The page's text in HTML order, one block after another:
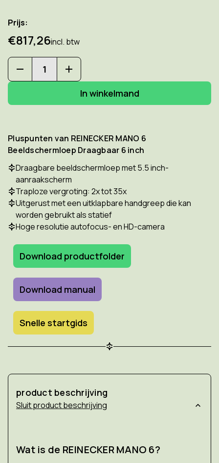
Prijs:
€817,26incl. btw
Hoeveelheid
verlagen
MANO
Draagbaar
6
inch
Hoeveelheid
verhogen
van
REINECKER
MANO
Draagbaar
6
inch
Pluspunten van REINECKER MANO 6
Beeldschermloep Draagbaar 6 inch
Draagbare beeldschermloep met 5.5 inch-
aanraakscherm
Traploze vergroting: 2x tot 35x
Uitgerust met een uitklapbare handgreep die kan
worden gebruikt als statief
Hoge resolutie autofocus- en HD-camera
Download productfolder
Download manual
Snelle startgids
product beschrijving
product beschrijving
Wat is de REINECKER MANO 6?